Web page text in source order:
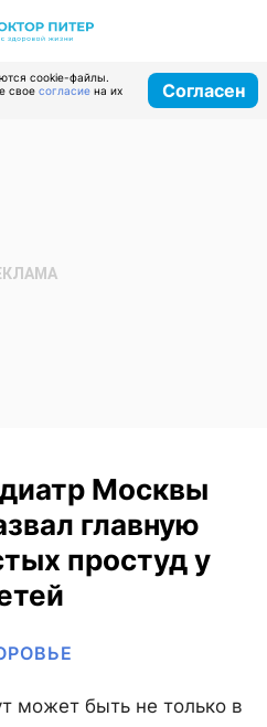
cookie-файлы.
свое согласие на их
Согласен
Москвы
главную
простуд у
может быть не только в